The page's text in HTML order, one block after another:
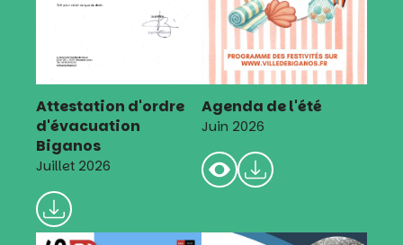
Attestation d'ordre
d'évacuation
Biganos
Juillet 2026
Agenda de l'été
Juin 2026